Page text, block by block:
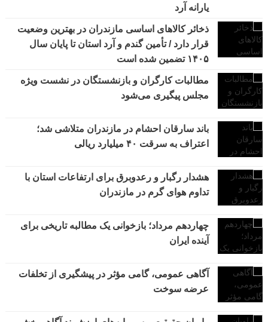
یارانه آرد
ذخائر کالاهای اساسی مازندران در بهترین وضعیت
قرار دارد / تأمین گندم و آرد استان تا پایان سال
۱۴۰۵ تضمین شده است
مطالبات کارگران و بازنشستگان در نشست ویژه
مجلس پیگیری می‌شود
باند سارقان احشام در مازندران متلاشی شد؛
اعتراف به سرقت ۴۰ میلیارد ریالی
هشدار رگبار و رعدوبرق برای ارتفاعات استان با
تداوم هوای گرم در مازندران
چهاردهم مرداد؛ بازخوانی یک مطالبه تاریخی برای
آینده ایران
آگاهی عمومی، گامی مؤثر در پیشگیری از تخلفات
عرضه سوخت